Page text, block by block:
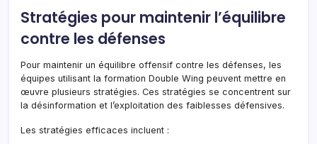
Stratégies pour maintenir l’équilibre
contre les défenses
Pour maintenir un équilibre offensif contre les défenses, les
équipes utilisant la formation Double Wing peuvent mettre en
œuvre plusieurs stratégies. Ces stratégies se concentrent sur
la désinformation et l’exploitation des faiblesses défensives.
Les stratégies efficaces incluent :